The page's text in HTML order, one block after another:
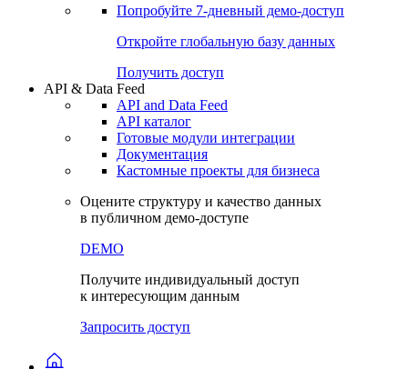
Чат
Проверка контрагента
Попробуйте7-дневный
Откройте глобальную базу данных
Получить доступ
API & Data Feed
API and Data Feed
Готовые модули интеграции
Документация
в публичном демо-доступе